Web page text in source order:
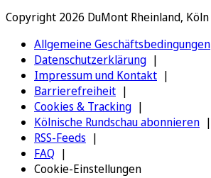
Copyright 2026 DuMont Rheinland, Köln
Allgemeine Geschäftsbedingungen
Datenschutzerklärung
Impressum und Kontakt
Barrierefreiheit
Cookies & Tracking
Kölnische Rundschau abonnieren
RSS-Feeds
FAQ
Cookie-Einstellungen